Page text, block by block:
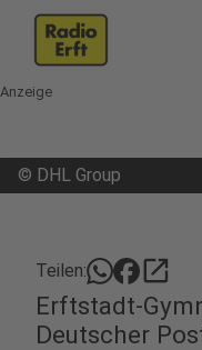
Anzeige
© DHL Group
Teilen: open_in_new
Erftstadt-
Deutscher